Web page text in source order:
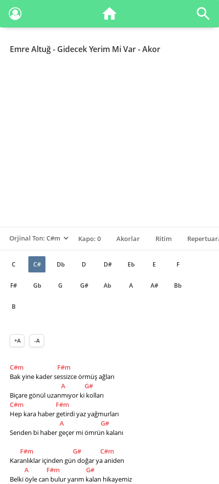
Emre Altuğ- Gidecek Yerim Mi Var - Akor
Kapo: 0 Akorlar Ritim
C C# Db D D# Eb E F
F# Gb G G# Ab A A# Bb
B
+A -A
C#m
F#m
Bak yine kader sessizce örmüş ağları
A
G#
Biçare gönül uzanmıyor ki kolları
C#m
F#m
Hep kara haber getirdi yaz yağmurları
A
G#
Senden bi haber geçer mi ömrün kalanı
F#m G#
C#m
Karanlıklar içinden gün doğar ya aniden
A
F#m
G#
Belki öyle can bulur yarım kalan hikayemiz